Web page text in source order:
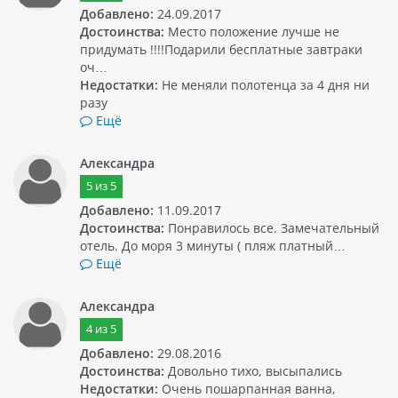
Добавлено: 24.09.2017
Достоинства: Место положение лучше не
придумать !!!!Подарили бесплатные завтраки
оч…
Недостатки: Не меняли полотенца за 4 дня ни
разу
Ещё
Александра
5из 5
Добавлено: 11.09.2017
Достоинства: Понравилось все. Замечательный
отель. До моря 3 минуты ( пляж платный…
Ещё
Александра
4из 5
Добавлено: 29.08.2016
Достоинства: Довольно тихо, высыпались
Недостатки: Очень пошарпанная ванна,